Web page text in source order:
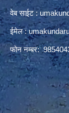
वेब साईट :
ईमेल :
फोन नम्बर: